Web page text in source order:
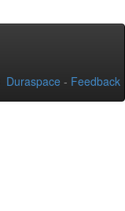
Duraspace - Feedback